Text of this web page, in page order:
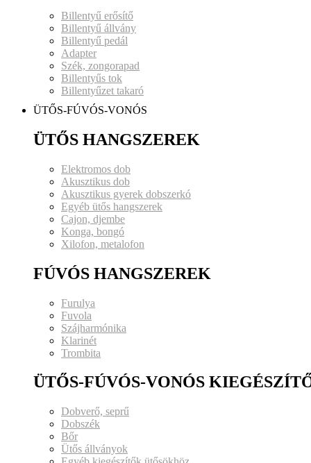
Billentyű erősítő
Billentyű állvány
Billentyű pedál
Adapter
Szék, zongorapad
Billentyűs tok
Billentyűzet takaró
ÜTŐS-FÚVÓS-VONÓS
ÜTŐS HANGSZEREK
Elektromos dob
Akusztikus dob
Akusztikus gyerek dobszerkó
Egyéb ütős hangszerek
Cajon, djembe
Konga, bongó
Xilofon, metalofon
FÚVÓS HANGSZEREK
Furulya
Fuvola
Szájharmónika
Klarinét
Trombita
ÜTŐS-FÚVÓS-VONÓS
Dobverő, seprű
Dobszék
Bőr
Ütős állványok